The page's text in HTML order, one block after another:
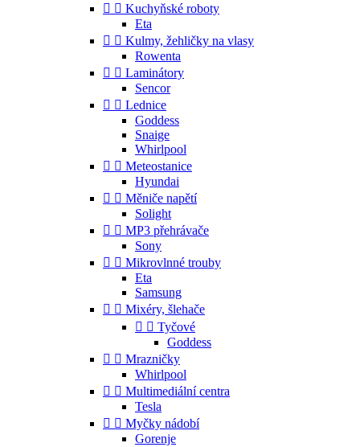
  Kuchyňské roboty
Eta
  Kulmy, žehličky na vlasy
Rowenta
  Laminátory
Sencor
  Lednice
Goddess
Snaige
Whirlpool
  Meteostanice
Hyundai
  Měniče napětí
Solight
  MP3 přehrávače
Sony
  Mikrovlnné trouby
Eta
Samsung
  Mixéry, šlehače
  Tyčové
Goddess
  Mrazničky
Whirlpool
  Multimediální centra
Tesla
  Myčky nádobí
Gorenje